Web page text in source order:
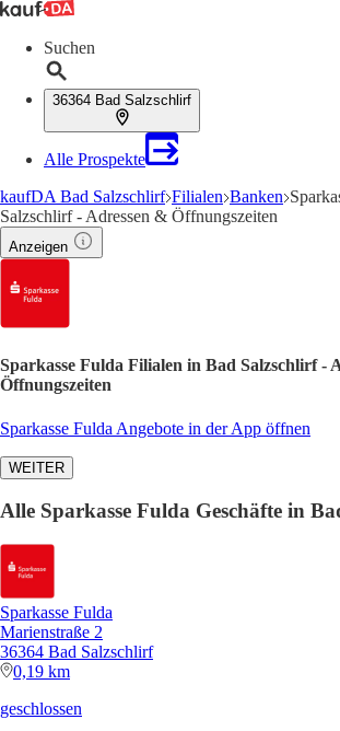
Suchen
36364 Bad Salzschlirf
Alle Prospekte
kaufDA Bad Salzschlirf Filialen Banken
Salzschlirf - Adressen & Öffnungszeiten
Anzeigen
Sparkasse Fulda Filialen in Bad Salzschlirf -
Öffnungszeiten
Sparkasse Fulda Angebote in der App öffnen
WEITER
Alle Sparkasse Fulda Geschäfte in
Sparkasse Fulda
Marienstraße 2
36364 Bad Salzschlirf
0,19 km
geschlossen